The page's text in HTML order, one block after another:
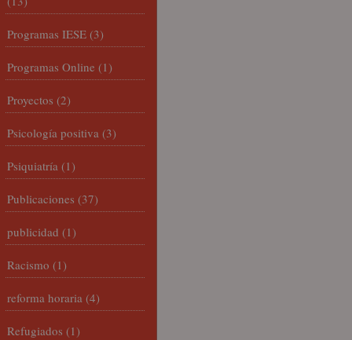
Programas IESE (3)
Programas Online (1)
Proyectos (2)
Psicología positiva (3)
Psiquiatría (1)
Publicaciones (37)
publicidad (1)
Racismo (1)
reforma horaria (4)
Refugiados (1)